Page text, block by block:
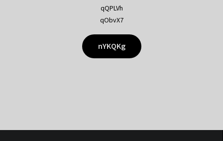
qQPLVh
qObvX7
nYKQKg